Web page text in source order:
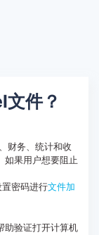
件？
财务、统计和收
如果用户想要阻止
密码进行文件加
助验证打开计算机